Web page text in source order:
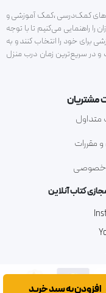
افزودن به سبد خرید
کمک‌درسی ،کمک آموزشی و
را راهنمایی می‌کنیم تا با توجه
خود را انتخاب کنند و به
و در سریع‌ترین زمان درب منزل
مشتریان
متداول
مقررات
خصوصی
کتاب آنلاین